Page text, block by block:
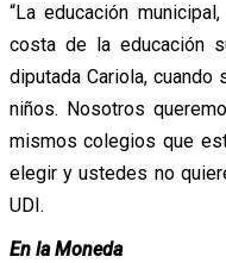
“La educación
costa de la educación
diputada Cariola,
niños. Nosotros
mismos colegios que
elegir y ustedes no
UDI.
En la Moneda